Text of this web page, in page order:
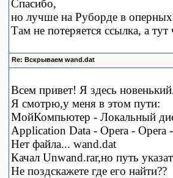
Спасибо,
но лучше на Руборде в
Там не потеряется ссылка, а тут
Re: Вскрываем wand.dat
Всем привет! Я здесь
Я смотрю,у меня в этом пути:
МойКомпьютер - Локальный
Application Data - Opera - Opera
Нет файла... wand.dat
Качал Unwand.rar,но путь
Не поздскажете где его найти??